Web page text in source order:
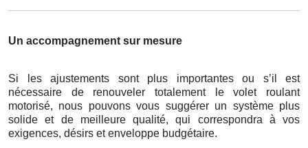
Un accompagnement sur mesure
Si les ajustements sont plus importantes ou s’il est
nécessaire de renouveler totalement le volet roulant
motorisé, nous pouvons vous suggérer un système plus
solide et de meilleure qualité, qui correspondra à vos
exigences, désirs et enveloppe budgétaire.